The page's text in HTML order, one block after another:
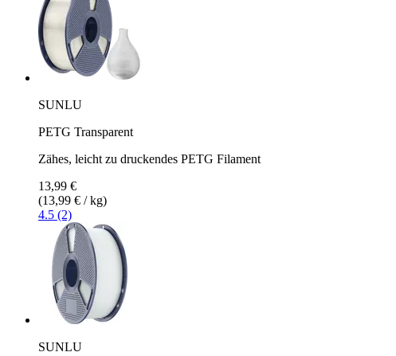
SUNLU
PETG Transparent
Zähes, leicht zu druckendes PETG Filament
13,99 €
(13,99 € / kg)
4.5 (2)
SUNLU